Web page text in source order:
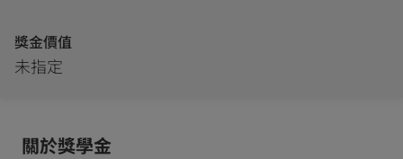
獎金價值
未指定
關於獎學金